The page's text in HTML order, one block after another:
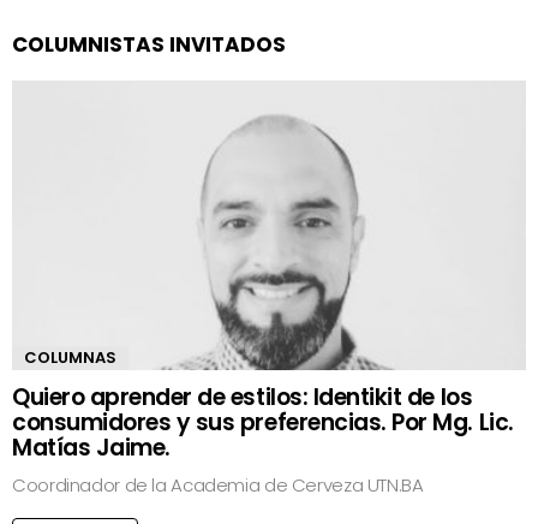
COLUMNISTAS INVITADOS
COLUMNAS
Quiero aprender de estilos: Identikit de los
consumidores y sus preferencias. Por Mg. Lic.
Matías Jaime.
Coordinador de la Academia de Cerveza UTN.BA